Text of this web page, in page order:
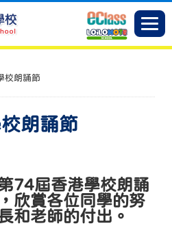
校朗誦節
朗誦節
74屆香港學校朗誦
欣賞各位同學的努
和老師的付出。